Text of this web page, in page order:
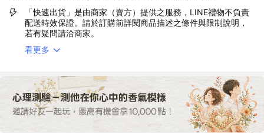
「快速出貨」是由商家（賣方）提供之服務，LINE禮物不負責
配送時效保證。請於訂購前詳閱商品描述之條件與限制說明，
若有疑問請洽商家。
看更多